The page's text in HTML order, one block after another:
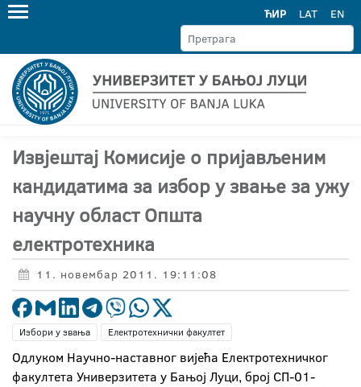
ЋИР LAT EN
Извјештај Комисије о пријављеним
кандидатима за избор у звање за ужу
научну област Општа
електротехника
11. новембар 2011. 19:11:08
Избори у звања Електротехнички факултет
Одлуком Научно-наставног вијећа Електротехничког
факултета Универзитета у Бањој Луци, број СП-01-